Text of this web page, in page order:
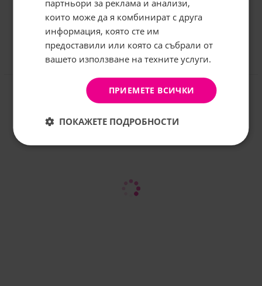
Отзиви към продукт
КОМЕНТИРАЙ
партньори за реклама и анализи,
които може да я комбинират с друга
информация, която сте им
предоставили или която са събрали от
вашето използване на техните услуги.
ПРИЕМЕТЕ ВСИЧКИ
ПОКАЖЕТЕ ПОДРОБНОСТИ
АБОНИРАНЕ
Не, благодаря